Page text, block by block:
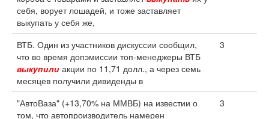
себя, ворует лошадей, и тоже заставляет
выкупать у себя же,
ВТБ. Один из участников дискуссии сообщил,
что во время допэмиссии топ-менеджеры ВТБ
выкупили акции по 11,71 долл., а через семь
месяцев получили дивиденды в
3
"АвтоВаза" (+13,70% на ММВБ) на известии о
том, что автопроизводитель намерен
3